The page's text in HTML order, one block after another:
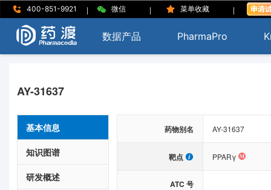
400-851-9921 | 微信 | 菜单收藏 |
数据产品 PharmaPro
AY-31637
基本信息
知识图谱
研发概述
药物别名 AY-31637
靶点 PPARγ
ATC 号